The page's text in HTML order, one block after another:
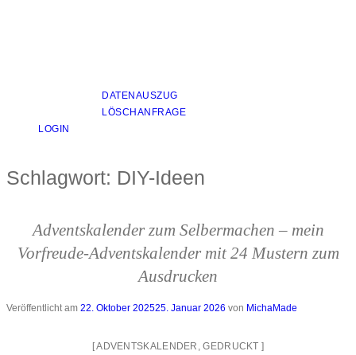
DATENAUSZUG
LÖSCHANFRAGE
LOGIN
Schlagwort: DIY-Ideen
Adventskalender zum Selbermachen – mein
Vorfreude-Adventskalender mit 24 Mustern zum
Ausdrucken
Veröffentlicht am 22. Oktober 202525. Januar 2026 von MichaMade
[ADVENTSKALENDER ,GEDRUCKT ]